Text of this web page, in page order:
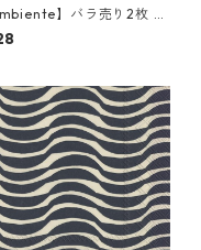
】バラ売り2枚 ラ
イズ ペーパーナプキン
Shoes ピンク